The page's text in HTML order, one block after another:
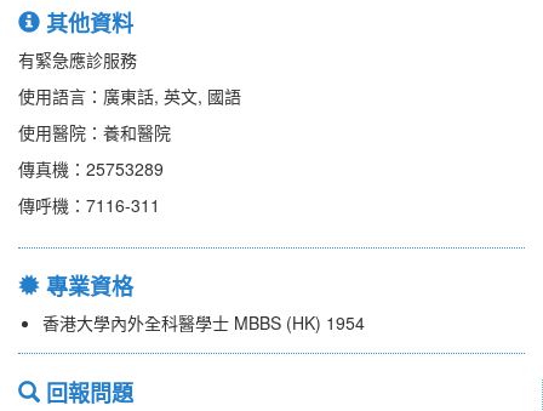
其他資料
有緊急應診服務
使用語言：廣東話, 英文, 國語
使用醫院：養和醫院
傳真機：25753289
傳呼機：7116-311
專業資格
香港大學內外全科醫學士 MBBS (HK) 1954
回報問題